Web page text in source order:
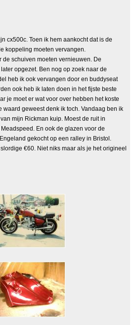
cx500c. Toen ik hem aankocht dat is de
koppeling moeten vervangen.
de schuiven moeten vernieuwen. De
opgezet. Ben nog op zoek naar de
heb ik ook vervangen door en buddyseat
ook heb ik laten doen in het fijste beste
je moet er wat voor over hebben het koste
waard geweest denk ik toch. Vandaag ben ik
mijn Rickman kuip. Moest de ruit in
En ook de glazen voor de
gekocht op een ralley in Bristol.
€60. Niet niks maar als je het origineel